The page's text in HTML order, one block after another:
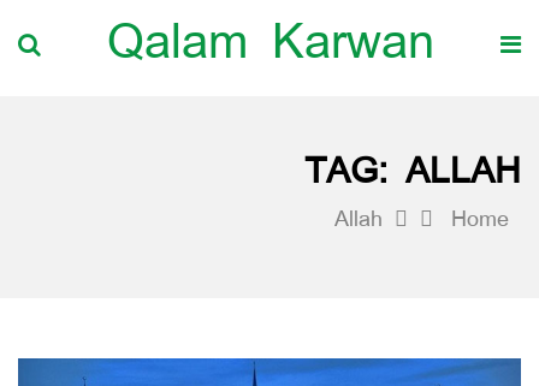
Qalam Karwan
TAG:ALLAH
Home
Allah